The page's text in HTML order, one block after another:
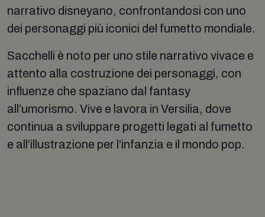
narrativo disneyano, confrontandosi con uno
dei personaggi più iconici del fumetto mondiale.
Sacchelli è noto per uno stile narrativo vivace e
attento alla costruzione dei personaggi, con
influenze che spaziano dal fantasy
all’umorismo. Vive e lavora in Versilia, dove
continua a sviluppare progetti legati al fumetto
e all’illustrazione per l’infanzia e il mondo pop.